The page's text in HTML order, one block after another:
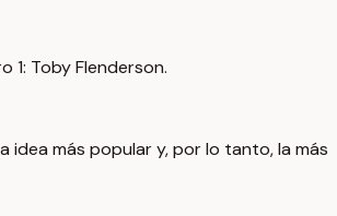
1: Toby Flenderson.
idea más popular y, por lo tanto, la más